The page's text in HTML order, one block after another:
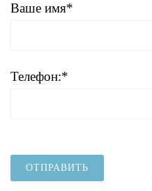
Ваше имя*
Телефон:*